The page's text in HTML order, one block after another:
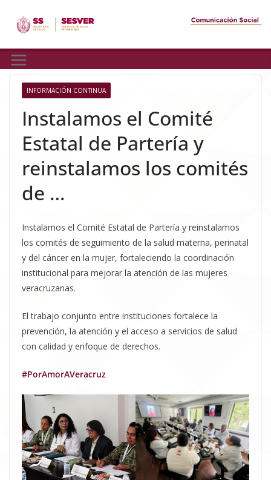
INFORMACIÓN CONTINUA
Instalamos el Comité
Estatal de Partería y
reinstalamos los comités
de …
Instalamos el Comité Estatal de Partería y reinstalamos
los comités de seguimiento de la salud materna, perinatal
y del cáncer en la mujer, fortaleciendo la coordinación
institucional para mejorar la atención de las mujeres
veracruzanas.
El trabajo conjunto entre instituciones fortalece la
prevención, la atención y el acceso a servicios de salud
con calidad y enfoque de derechos.
#PorAmorAVeracruz